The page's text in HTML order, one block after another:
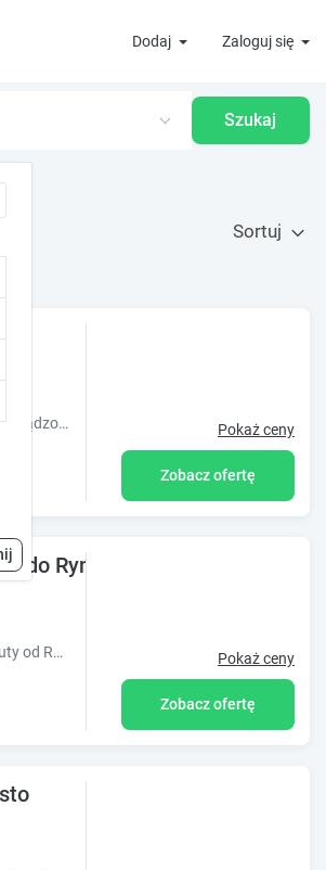
Dodaj Zaloguj się
Szukaj
Sortuj
W naszej ofercie znajdziecie Państwo tanio i bardzo komfortowo urządzone pokoje z łazienkami, TV, WIFI, grillem, 3 kuchnie, plac zabaw, parking Pokaż ceny
Zobacz ofertę
do Rynku Głównego, blisko
Przestronne pokoje z prywatną lub wspólną łazienką tylko 3 minuty od Rynku Głównego. Doskonała opcja dla rodzin z dziećmi. Świetna miejscówka dla grup Pokaż ceny
Zobacz ofertę